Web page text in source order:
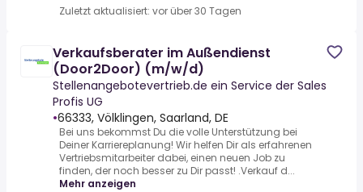
Zuletzt aktualisiert: vor über 30 Tagen
Verkaufsberater im Außendienst
(Door2Door) (m/w/d)
Stellenangebotevertrieb.de ein Service der Sales
Profis UG
•66333, Völklingen, Saarland, DE
Bei uns bekommst Du die volle Unterstützung bei
Deiner Karriereplanung! Wir helfen Dir als erfahrenen
Vertriebsmitarbeiter dabei, einen neuen Job zu
finden, der noch besser zu Dir passt! .Verkauf d...
Mehr anzeigen